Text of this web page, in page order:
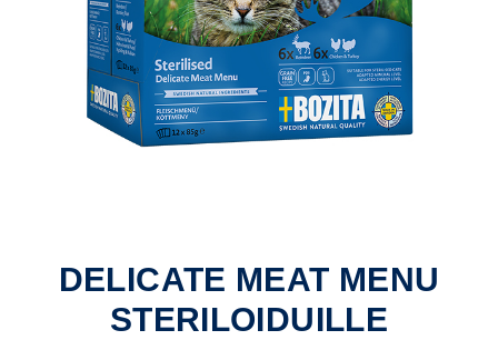
DELICATE MEAT MENU
STERILOIDUILLE